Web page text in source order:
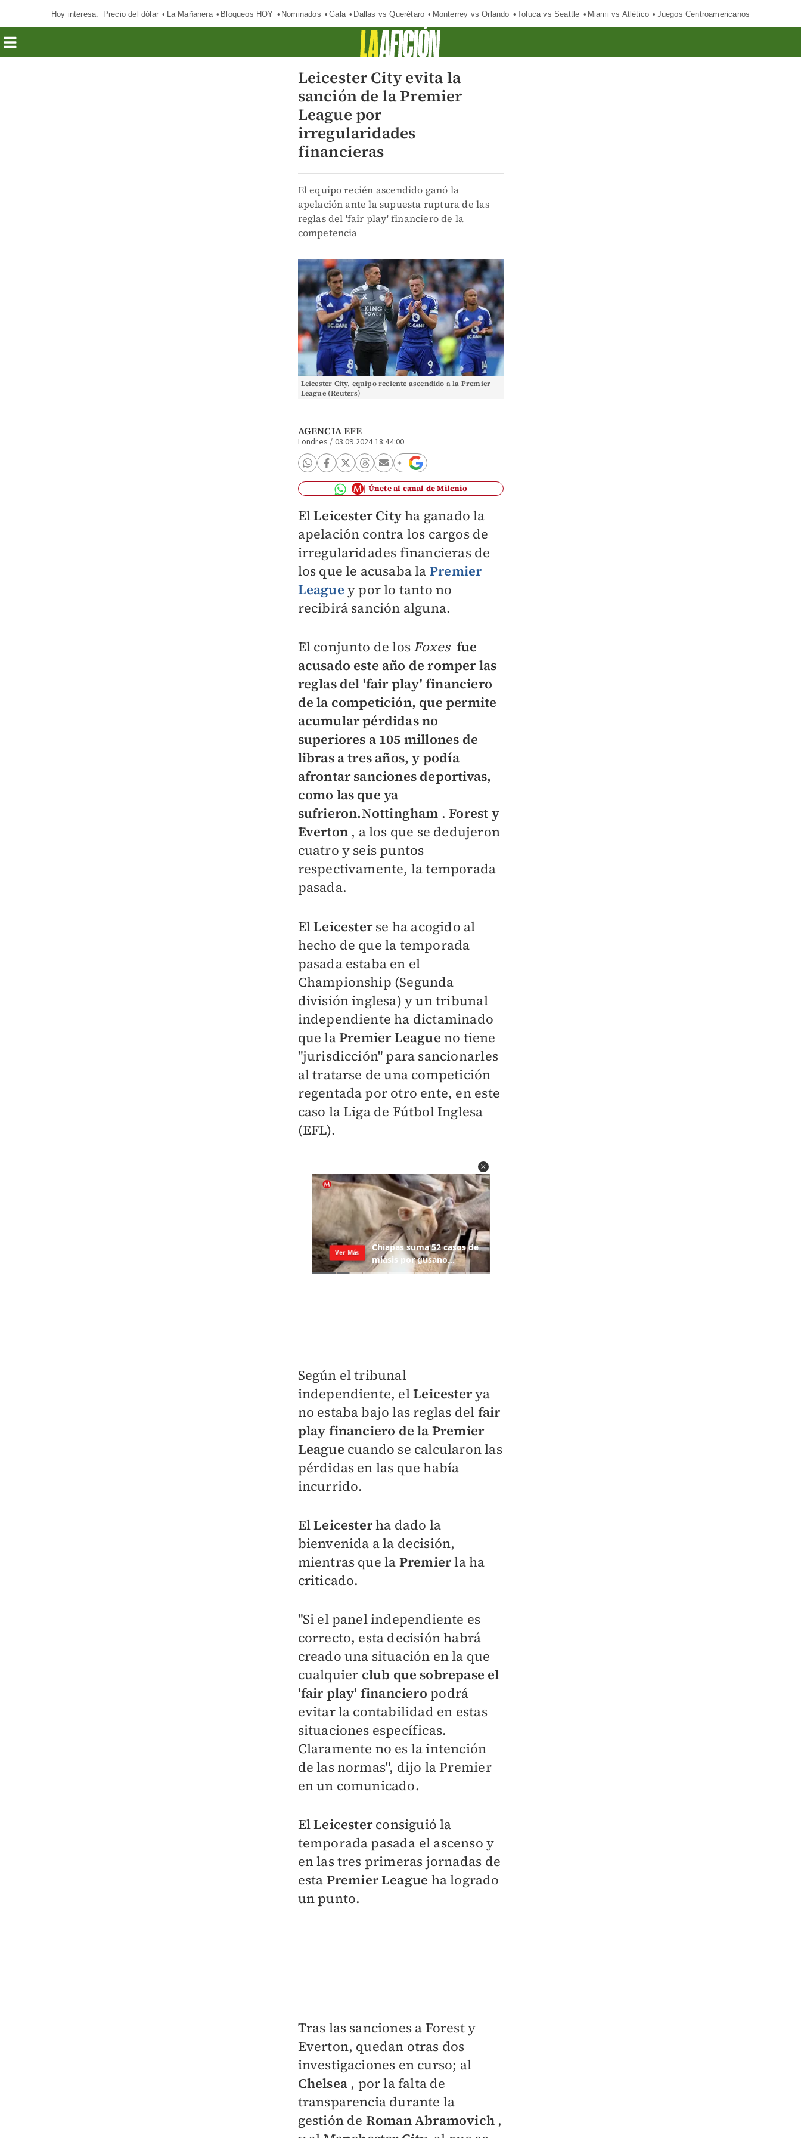
Hoy interesa: Precio del dólar La Mañanera Bloqueos HOY Nominados Gala Dallas vs Querétaro Monterrey vs Orlando Toluca vs Seattle Miami vs Atlético Juegos Centroamericanos
Leicester City evita la
sanción de la Premier
League por
irregularidades
financieras
El equipo recién ascendido ganó la
apelación ante la supuesta ruptura de las
reglas del 'fair play' financiero de la
competencia
Leicester City, equipo reciente ascendido a la Premier
League (Reuters)
AGENCIA EFE
Londres / 03.09.2024 18:44:00
Únete al canal de Milenio
ElLeicester Cityha ganado la
apelación contra los cargos de
irregularidades financieras de
los que le acusaba la Premier
League y por lo tanto no
recibirá sanción alguna.
El conjunto de los Foxes fue
acusado este año de romper las
reglas del 'fair play' financiero
de la competición, que permite
acumular pérdidas no
superiores a 105 millones de
libras a tres años, y podía
afrontar sanciones deportivas,
como las que ya
sufrieron.Nottingham .Forest y
Everton, a los que se dedujeron
cuatro y seis puntos
respectivamente, la temporada
pasada.
ElLeicesterse ha acogido al
hecho de que la temporada
pasada estaba en el
Championship (Segunda
división inglesa) y un tribunal
independiente ha dictaminado
que laPremier League no tiene
"jurisdicción" para sancionarles
al tratarse de una competición
regentada por otro ente, en este
caso la Liga de Fútbol Inglesa
(EFL).
Según el tribunal
independiente, elLeicesterya
no estaba bajo las reglas del fair
play financiero de la Premier
League cuando se calcularon las
pérdidas en las que había
incurrido.
ElLeicesterha dado la
bienvenida a la decisión,
mientras que la Premierla ha
criticado.
"Si el panel independiente es
correcto, esta decisión habrá
creado una situación en la que
cualquier club que sobrepase el
'fair play' financiero podrá
evitar la contabilidad en estas
situaciones específicas.
Claramente no es la intención
de las normas", dijo la Premier
en un comunicado.
ElLeicesterconsiguió la
temporada pasada el ascenso y
en las tres primeras jornadas de
esta Premier League ha logrado
un punto.
Tras las sanciones a Forest y
Everton, quedan otras dos
investigaciones en curso; al
Chelsea, por la falta de
transparencia durante la
gestión de Roman Abramovich,